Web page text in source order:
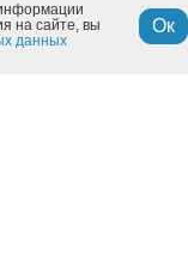
на сайте, вы
данных
Ок